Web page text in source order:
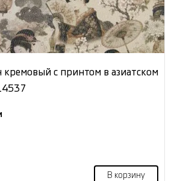
кремовый с принтом в азиатском
В корзину